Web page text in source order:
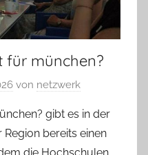
für münchen?
von netzwerk
gibt es in der
bereits einen